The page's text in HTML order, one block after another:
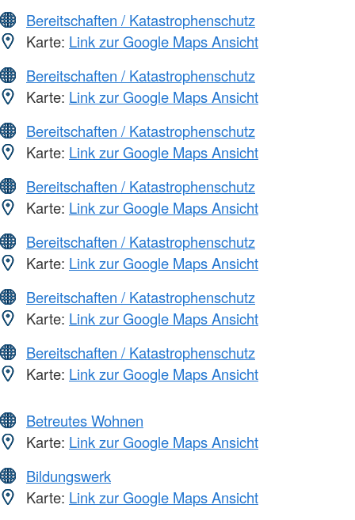
Bereitschaften / Katastrophenschutz
Karte: Link zur Google Maps Ansicht
Bereitschaften / Katastrophenschutz
Karte: Link zur Google Maps Ansicht
Bereitschaften / Katastrophenschutz
Karte: Link zur Google Maps Ansicht
Bereitschaften / Katastrophenschutz
Karte: Link zur Google Maps Ansicht
Bereitschaften / Katastrophenschutz
Karte: Link zur Google Maps Ansicht
Bereitschaften / Katastrophenschutz
Karte: Link zur Google Maps Ansicht
Bereitschaften / Katastrophenschutz
Karte: Link zur Google Maps Ansicht
Betreutes Wohnen
Karte: Link zur Google Maps Ansicht
Bildungswerk
Karte: Link zur Google Maps Ansicht